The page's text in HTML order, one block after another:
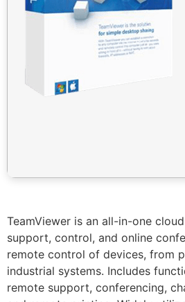
TeamViewer is an all-in-one
support, control, and online
remote control of devices, from
industrial systems. Includes
remote support, conferencing,